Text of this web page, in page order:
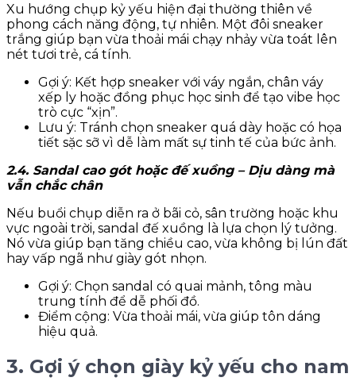
Xu hướng chụp kỷ yếu hiện đại thường thiên về
phong cách năng động, tự nhiên. Một đôi sneaker
trắng giúp bạn vừa thoải mái chạy nhảy vừa toát lên
nét tươi trẻ, cá tính.
Gợi ý: Kết hợp sneaker với váy ngắn, chân váy
xếp ly hoặc đồng phục học sinh để tạo vibe học
trò cực “xịn”.
Lưu ý: Tránh chọn sneaker quá dày hoặc có họa
tiết sặc sỡ vì dễ làm mất sự tinh tế của bức ảnh.
2.4. Sandal cao gót hoặc đế xuồng – Dịu dàng mà
vẫn chắc chân
Nếu buổi chụp diễn ra ở bãi cỏ, sân trường hoặc khu
vực ngoài trời, sandal đế xuồng là lựa chọn lý tưởng.
Nó vừa giúp bạn tăng chiều cao, vừa không bị lún đất
hay vấp ngã như giày gót nhọn.
Gợi ý: Chọn sandal có quai mảnh, tông màu
trung tính để dễ phối đồ.
Điểm cộng: Vừa thoải mái, vừa giúp tôn dáng
hiệu quả.
3. Gợi ý chọn giày kỷ yếu cho nam